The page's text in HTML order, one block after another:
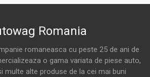
Romania
romaneasca cu peste 25 de ani de
o gama variata de piese auto,
multe alte produse de la cei mai buni